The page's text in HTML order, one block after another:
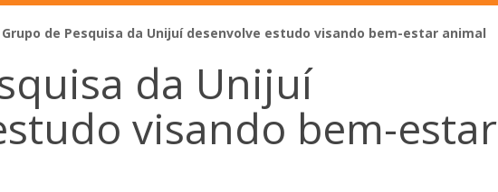
Grupo de Pesquisa da Unijuí desenvolve estudo visando bem-estar animal
da Unijuí
visando bem-estar